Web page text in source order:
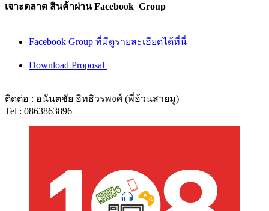
เจาะตลาด สินค้าผ่าน Facebook Group
Facebook Group ที่มีดูรายละเอียดได้ที่นี่
Download Proposal
ติดต่อ : อนันตชัย อิทธิวรพงศ์ (พี่อ้วนสายมู)
Tel : 0863863896